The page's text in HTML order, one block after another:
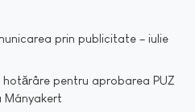
prin publicitate – iulie
pentru aprobarea PUZ
Mányakert